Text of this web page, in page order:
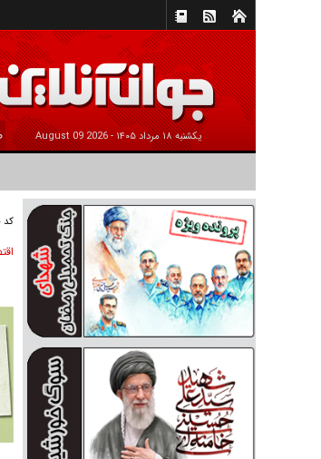
يکشنبه ۱۸ مرداد ۱۴۰۵ - 2026 August 09
کد